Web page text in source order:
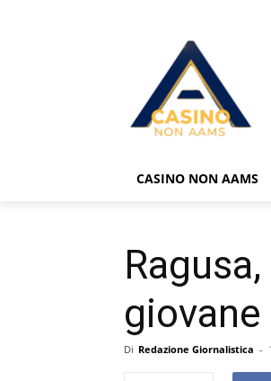
CASINO NON AAMS
Di Redazione Giornalistica -